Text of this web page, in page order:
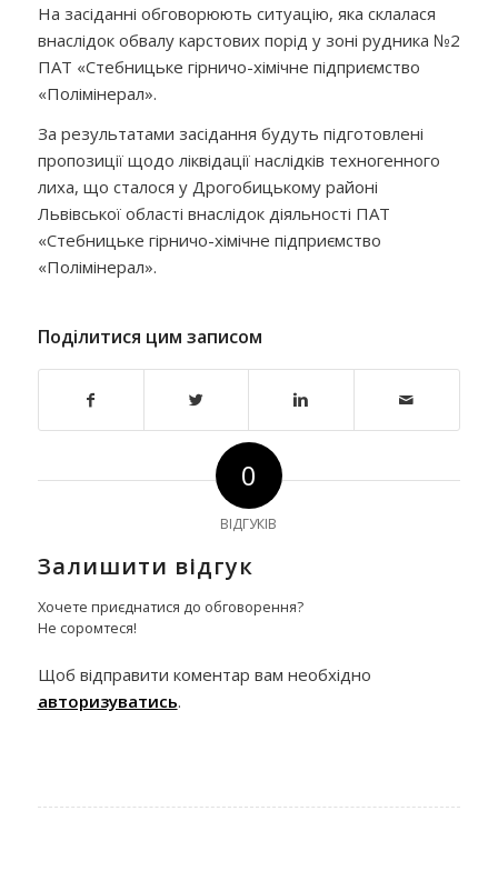
На засіданні обговорюють ситуацію, яка склалася
внаслідок обвалу карстових порід у зоні рудника №2
ПАТ «Стебницьке гірничо-хімічне підприємство
«Полімінерал».
За результатами засідання будуть підготовлені
пропозиції щодо ліквідації наслідків техногенного
лиха, що сталося у Дрогобицькому районі
Львівської області внаслідок діяльності ПАТ
«Стебницьке гірничо-хімічне підприємство
«Полімінерал».
Поділитися цим записом
0
ВІДГУКІВ
Залишити відгук
Хочете приєднатися до обговорення?
Не соромтеся!
Щоб відправити коментар вам необхідно
авторизуватись.